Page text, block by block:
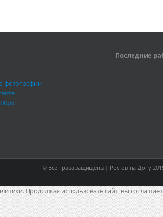
фотографии
Последние
© Все права защищены | Ростов-на-Дону
Продолжая использовать сайт, вы